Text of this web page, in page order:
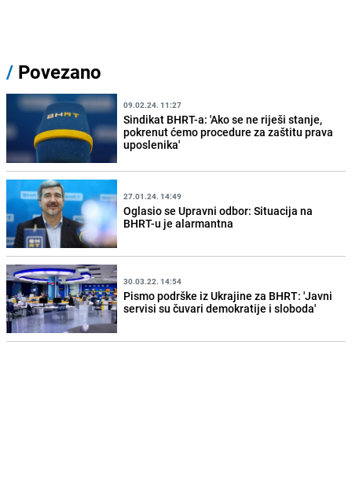
/ Povezano
09.02.24. 11:27
Sindikat BHRT-a: 'Ako se ne riješi stanje,
pokrenut ćemo procedure za zaštitu prava
uposlenika'
27.01.24. 14:49
Oglasio se Upravni odbor: Situacija na
BHRT-u je alarmantna
30.03.22. 14:54
Pismo podrške iz Ukrajine za BHRT: 'Javni
servisi su čuvari demokratije i sloboda'